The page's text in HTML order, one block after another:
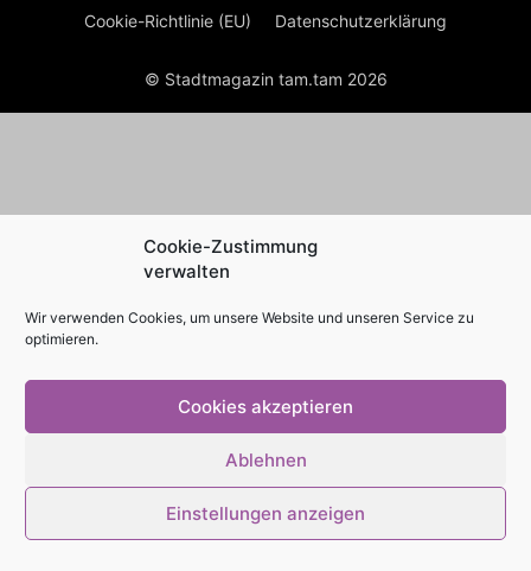
Cookie-Zustimmung
verwalten
Wir verwenden Cookies, um unsere Website und unseren Service zu
optimieren.
Cookies akzeptieren
Ablehnen
Einstellungen anzeigen
Cookie-Richtlinie (EU) Datenschutzerklärung
© Stadtmagazin tam.tam 2026